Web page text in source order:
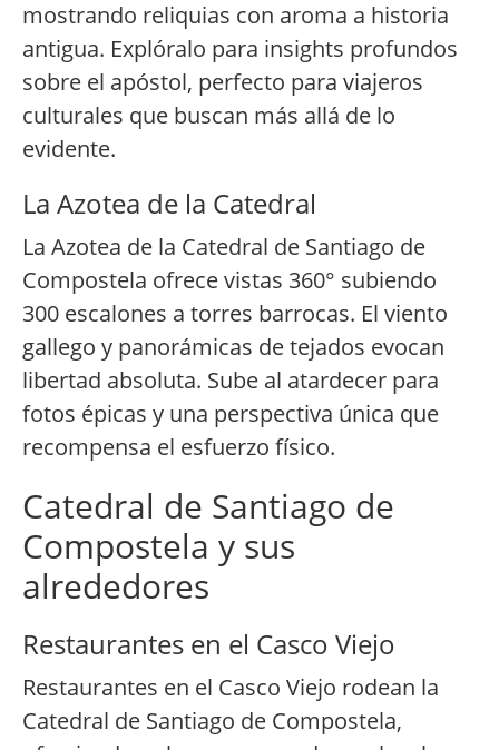
mostrando reliquias con aroma a historia
antigua. Explóralo para insights profundos
sobre el apóstol, perfecto para viajeros
culturales que buscan más allá de lo
evidente.
La Azotea de la Catedral
La Azotea de la Catedral de Santiago de
Compostela ofrece vistas 360° subiendo
300 escalones a torres barrocas. El viento
gallego y panorámicas de tejados evocan
libertad absoluta. Sube al atardecer para
fotos épicas y una perspectiva única que
recompensa el esfuerzo físico.
Catedral de Santiago de
Compostela y sus
alrededores
Restaurantes en el Casco Viejo
Restaurantes en el Casco Viejo rodean la
Catedral de Santiago de Compostela,